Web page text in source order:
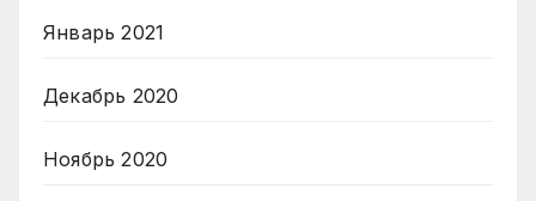
Январь 2021
Декабрь 2020
Ноябрь 2020